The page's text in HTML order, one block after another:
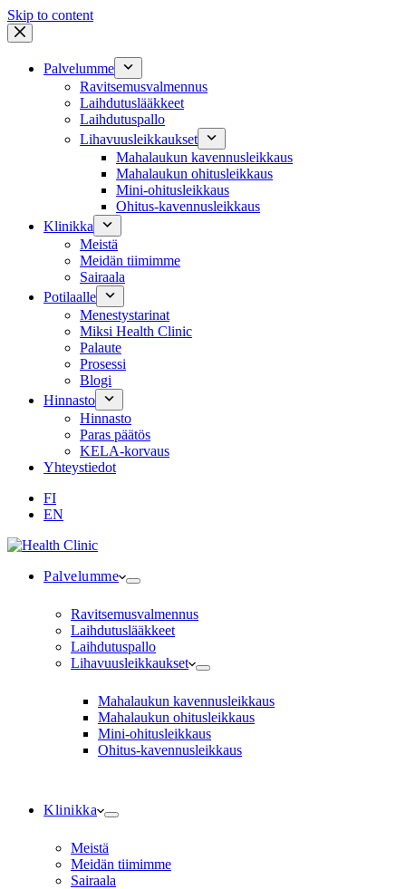
Skip to content
Palvelumme
Ravitsemusvalmennus
Laihdutuslääkkeet
Laihdutuspallo
Lihavuusleikkaukset
Mahalaukun kavennusleikkaus
Mahalaukun ohitusleikkaus
Mini-ohitusleikkaus
Ohitus-kavennusleikkaus
Klinikka
Meistä
Meidän tiimimme
Sairaala
Potilaalle
Menestystarinat
Miksi Health Clinic
Palaute
Prosessi
Blogi
Hinnasto
Hinnasto
Paras päätös
KELA-korvaus
Yhteystiedot
FI
EN
Palvelumme
Ravitsemusvalmennus
Laihdutuslääkkeet
Laihdutuspallo
Lihavuusleikkaukset
Mahalaukun kavennusleikkaus
Mahalaukun ohitusleikkaus
Mini-ohitusleikkaus
Ohitus-kavennusleikkaus
Klinikka
Meistä
Meidän tiimimme
Sairaala